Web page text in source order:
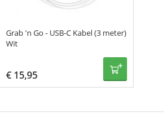
Grab 'n Go - USB-C Kabel (3 meter)
Wit
€ 15,95